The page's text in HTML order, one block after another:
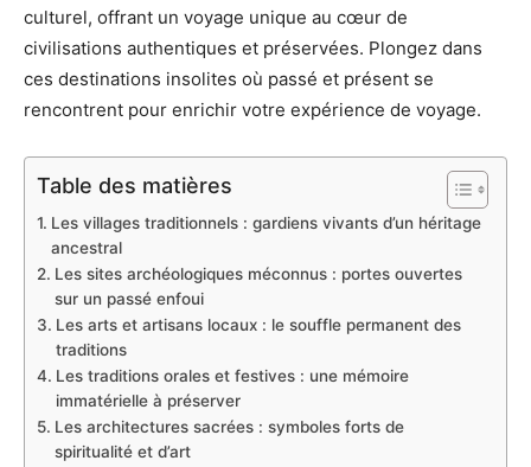
culturel, offrant un voyage unique au cœur de
civilisations authentiques et préservées. Plongez dans
ces destinations insolites où passé et présent se
rencontrent pour enrichir votre expérience de voyage.
Table des matières
Les villages traditionnels : gardiens vivants d’un héritage
ancestral
Les sites archéologiques méconnus : portes ouvertes
sur un passé enfoui
Les arts et artisans locaux : le souffle permanent des
traditions
Les traditions orales et festives : une mémoire
immatérielle à préserver
Les architectures sacrées : symboles forts de
spiritualité et d’art